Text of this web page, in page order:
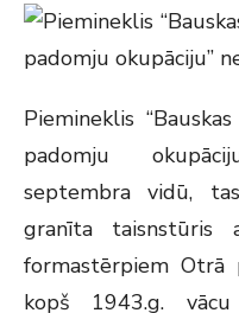
Piemineklis
padomju
septembra vidū,
granīta taisnstūris
formastērpiem Otrā
kopš 1943.g.